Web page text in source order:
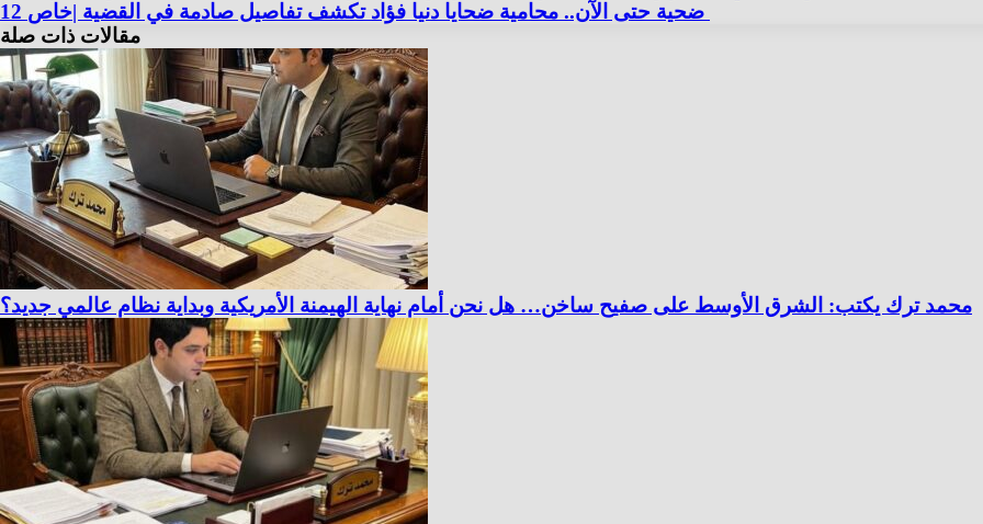
مقالات ذات صلة
محمد ترك يكتب: الشرق الأوسط على صفيح ساخن… هل نحن أمام نهاية الهيمنة الأمريكية وبداية نظام عالمي جديد؟